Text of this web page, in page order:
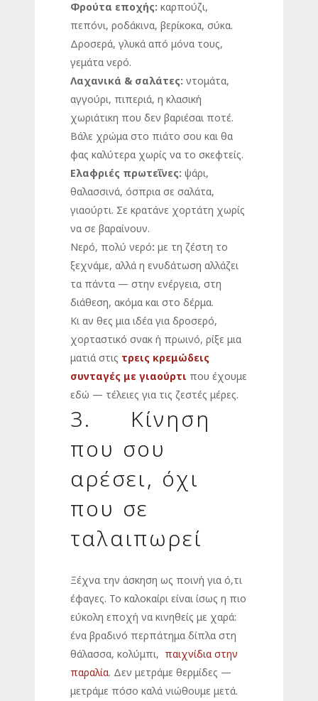
Φρούτα εποχής: καρπούζι,
πεπόνι, ροδάκινα, βερίκοκα, σύκα.
Δροσερά, γλυκά από μόνα τους,
γεμάτα νερό.
Λαχανικά & σαλάτες: ντομάτα,
αγγούρι, πιπεριά, η κλασική
χωριάτικη που δεν βαριέσαι ποτέ.
Βάλε χρώμα στο πιάτο σου και θα
φας καλύτερα χωρίς να το σκεφτείς.
Ελαφριές πρωτεΐνες: ψάρι,
θαλασσινά, όσπρια σε σαλάτα,
γιαούρτι. Σε κρατάνε χορτάτη χωρίς
να σε βαραίνουν.
Νερό, πολύ νερό: με τη ζέστη το
ξεχνάμε, αλλά η ενυδάτωση αλλάζει
τα πάντα — στην ενέργεια, στη
διάθεση, ακόμα και στο δέρμα.
Κι αν θες μια ιδέα για δροσερό,
χορταστικό σνακ ή πρωινό, ρίξε μια
ματιά στις τρεις κρεμώδεις
συνταγές με γιαούρτι που έχουμε
εδώ — τέλειες για τις ζεστές μέρες.
3. Κίνηση
που σου
αρέσει, όχι
που σε
ταλαιπωρεί
Ξέχνα την άσκηση ως ποινή για ό,τι
έφαγες. Το καλοκαίρι είναι ίσως η πιο
εύκολη εποχή να κινηθείς με χαρά:
ένα βραδινό περπάτημα δίπλα στη
θάλασσα, κολύμπι, παιχνίδια στην
παραλία. Δεν μετράμε θερμίδες —
μετράμε πόσο καλά νιώθουμε μετά.